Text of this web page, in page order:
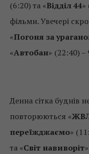
(6:20) та «Відділ 44»
фільми. Увечері
«Погоня за
«Автобан» (22:40) –
Денна сітка буднів
повторюються «
переїжджаємо»
та «Світ навиворіт